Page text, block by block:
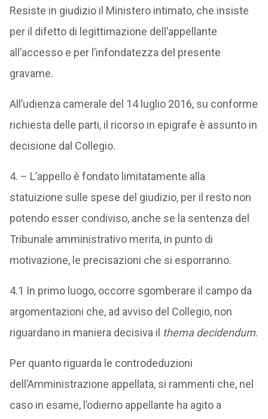
Resiste in giudizio il Ministero intimato, che insiste
per il difetto di legittimazione dell’appellante
all’accesso e per l’infondatezza del presente
gravame.
All’udienza camerale del 14 luglio 2016, su conforme
richiesta delle parti, il ricorso in epigrafe è assunto in
decisione dal Collegio.
4. – L’appello è fondato limitatamente alla
statuizione sulle spese del giudizio, per il resto non
potendo esser condiviso, anche se la sentenza del
Tribunale amministrativo merita, in punto di
motivazione, le precisazioni che si esporranno.
4.1 In primo luogo, occorre sgomberare il campo da
argomentazioni che, ad avviso del Collegio, non
riguardano in maniera decisiva il thema decidendum.
Per quanto riguarda le controdeduzioni
dell’Amministrazione appellata, si rammenti che, nel
caso in esame, l’odierno appellante ha agito a